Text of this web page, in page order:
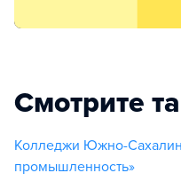
Смотрите
Колледжи Южно-
промышленность»